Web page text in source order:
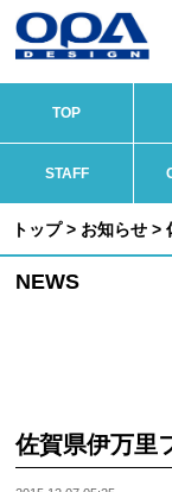
TOP
STAFF
トップ> お知らせ >
NEWS
佐賀県伊万里